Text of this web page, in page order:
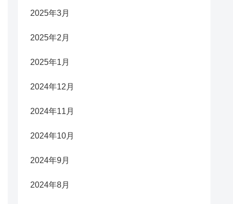
2025年3月
2025年2月
2025年1月
2024年12月
2024年11月
2024年10月
2024年9月
2024年8月